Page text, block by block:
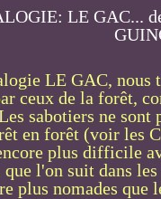
LE GAC, nous
ceux de la forêt,
sabotiers ne
en forêt (voir les
plus difficile
l'on suit dans
plus nomades que